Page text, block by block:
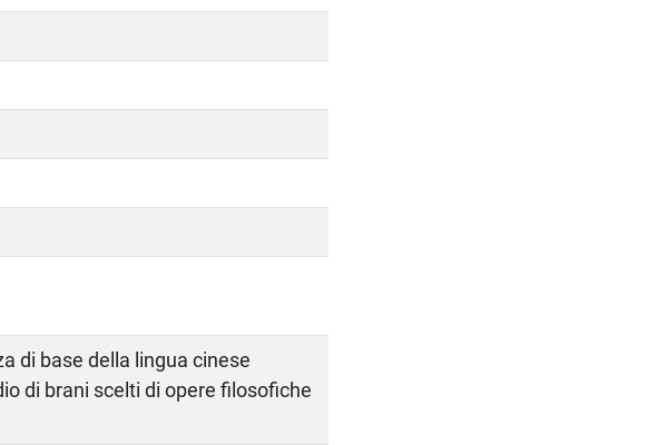
di base della lingua cinese
di brani scelti di opere filosofiche